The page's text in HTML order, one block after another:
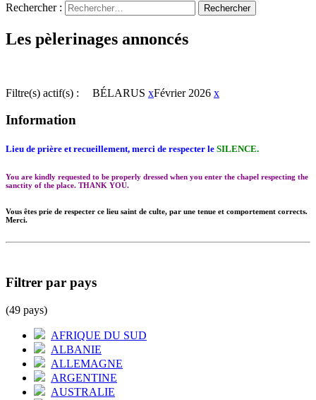
Rechercher :
Les pèlerinages annoncés
Filtre(s) actif(s) : BÉLARUS xFévrier 2026 x
Information
Lieu de prière et recueillement, merci de respecter le SILENCE.
You are kindly requested to be properly dressed when you enter the chapel respecting the
sanctity of the place. THANK YOU.
Vous êtes prie de respecter ce lieu saint de culte, par une tenue et comportement corrects.
Merci.
Filtrer par pays
(49 pays)
AFRIQUE DU SUD
ALBANIE
ALLEMAGNE
ARGENTINE
AUSTRALIE